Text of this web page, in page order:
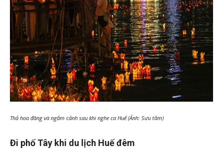
Thả hoa đăng và ngắm cảnh sau khi nghe ca Huế (Ảnh: Sưu tầm)
Đi phố Tây khi du lịch Huế đêm